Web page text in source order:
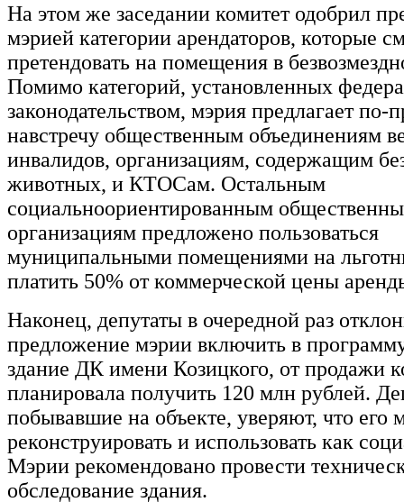
На этом же заседании комитет одобрил
мэрией категории арендаторов, которые
претендовать на помещения в
Помимо категорий, установленных
законодательством, мэрия предлагает
навстречу общественным объединениям
инвалидов, организациям, содержащим
животных, и КТОСам. Остальным
социальноориентированным
организациям предложено пользоваться
муниципальными помещениями на
платить 50% от коммерческой цены
Наконец, депутаты в очередной раз
предложение мэрии включить в
здание ДК имени Козицкого, от продажи
планировала получить 120 млн рублей.
побывавшие на объекте, уверяют, что его
реконструировать и использовать как
Мэрии рекомендовано провести
обследование здания.